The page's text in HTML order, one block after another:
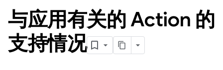
与应用有关的 Action 的
支持情况